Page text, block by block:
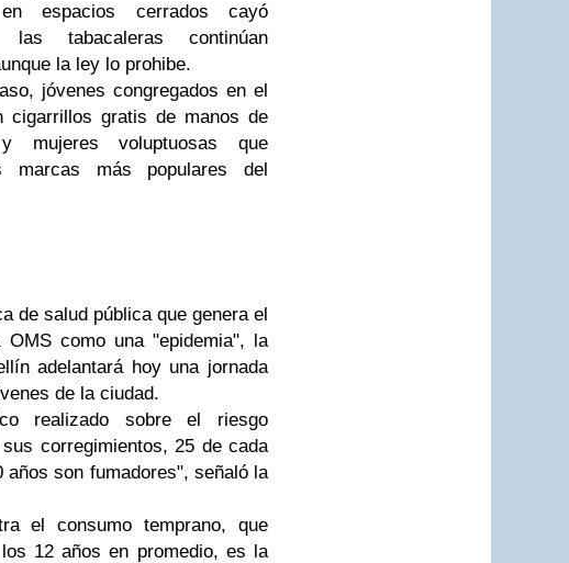
espacios cerrados cayó
las tabacaleras continúan
la ley lo prohibe.
jóvenes congregados en el
cigarrillos gratis de manos de
mujeres voluptuosas que
marcas más populares del
de salud pública que genera el
como una "epidemia", la
adelantará hoy una jornada
de la ciudad.
realizado sobre el riesgo
corregimientos, 25 de cada
años son fumadores", señaló la
el consumo temprano, que
12 años en promedio, es la